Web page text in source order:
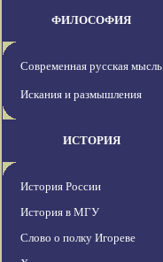
ФИЛОСОФИЯ
Современная русская мысль
Искания и размышления
ИСТОРИЯ
История России
История в МГУ
Слово о полку Игореве